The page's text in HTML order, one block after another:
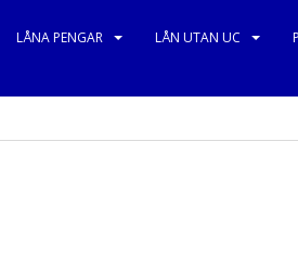
LÅNA PENGAR LÅN UTAN UC